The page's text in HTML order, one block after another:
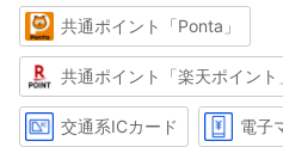
共通ポイント「Ponta」
共通ポイント「楽天ポイント
交通系ICカード 電子